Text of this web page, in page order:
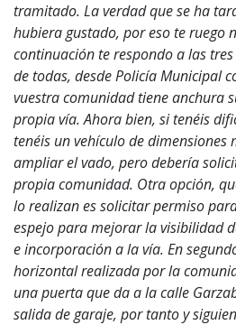
tramitado. La verdad que se ha
hubiera gustado, por eso te ruego
continuación te respondo a las
de todas, desde Policía Municipal
vuestra comunidad tiene anchura
propia vía. Ahora bien, si tenéis
tenéis un vehículo de dimensiones
ampliar el vado, pero debería
propia comunidad. Otra opción,
lo realizan es solicitar permiso
espejo para mejorar la visibilidad
e incorporación a la vía. En
horizontal realizada por la
una puerta que da a la calle
salida de garaje, por tanto y